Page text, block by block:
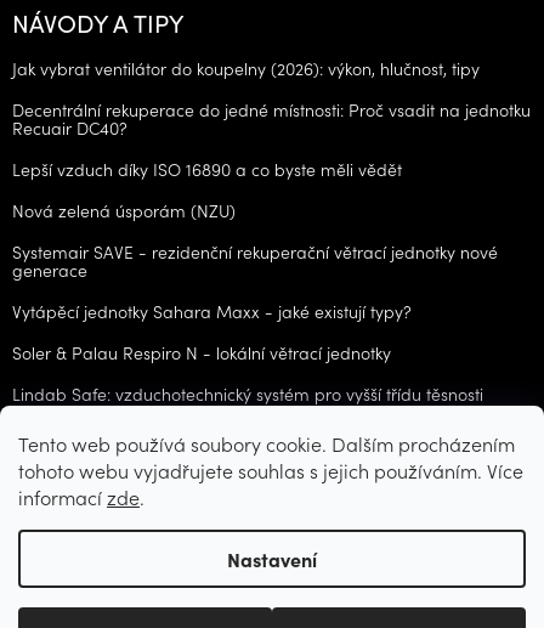
Tento web používá soubory cookie. Dalším procházením
tohoto webu vyjadřujete souhlas s jejich používáním. Více
informacízde.
Nastavení
NÁVODY A TIPY
Jak vybrat ventilátor do koupelny (2026): výkon, hlučnost, tipy
Decentrální rekuperace do jedné místnosti: Proč vsadit na jednotku
Recuair DC40?
Lepší vzduch díky ISO 16890 a co byste měli vědět
Nová zelená úsporám (NZU)
Systemair SAVE - rezidenční rekuperační větrací jednotky nové
generace
Vytápěcí jednotky Sahara Maxx - jaké existují typy?
Soler & Palau Respiro N - lokální větrací jednotky
Lindab Safe: vzduchotechnický systém pro vyšší třídu těsnosti
ARCHIV
Vytvořil Shoptet
Copyright 2026CZvzt.cz. Všechna práva vyhrazena.Upravit